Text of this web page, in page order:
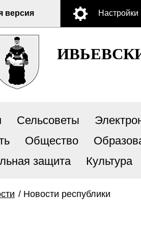
версия Настройки
Сельсоветы
Общество
защита
Культура
/ Новости республики